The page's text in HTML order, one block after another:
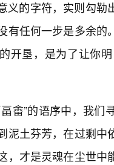
义的字符，实则勾勒
有任何一步是多余
开垦，是为了让你
畬”的语序中，我
泥土芬芳，在过剩
，才是灵魂在尘世